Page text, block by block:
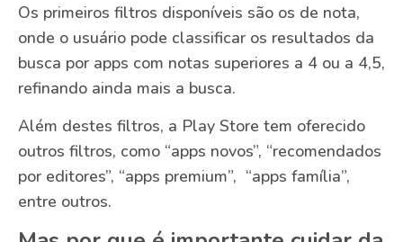
Os primeiros filtros disponíveis são os de nota,
onde o usuário pode classificar os resultados da
busca por apps com notas superiores a 4 ou a 4,5,
refinando ainda mais a busca.
Além destes filtros, a Play Store tem oferecido
outros filtros, como “apps novos”, “recomendados
por editores”, “apps premium”, “apps família”,
entre outros.